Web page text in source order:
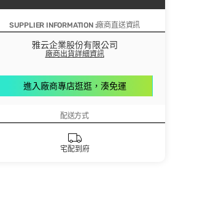
SUPPLIER INFORMATION :廠商直送資訊
雅云企業股份有限公司
廠商出貨詳細資訊
進入廠商專店逛逛，湊免運
配送方式
宅配到府